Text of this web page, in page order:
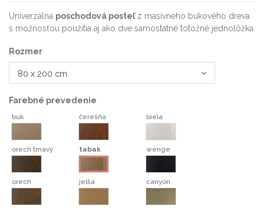
Univerzálna poschodová posteľz masívneho bukového dreva
s možnosťou použitia aj ako dve samostatné totožné jednolôžka.
Rozmer
Farebné prevedenie
buk čerešňa biela
orech tmavý tabak wenge
orech
orech
jelša canyon